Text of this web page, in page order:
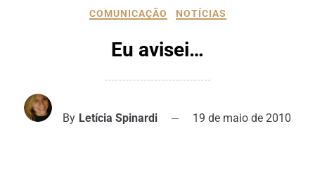
COMUNICAÇÃO NOTÍCIAS
Eu avisei…
By Letícia Spinardi 19 de maio de 2010